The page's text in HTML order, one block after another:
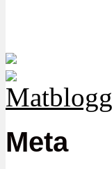
Meta